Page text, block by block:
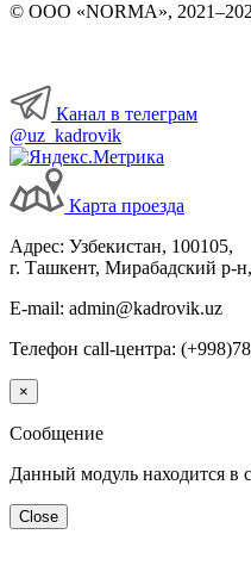
© ООО «NORMA»,
Канал в телеграм
@uz_kadrovik
Карта проезда
Адрес: Узбекистан, 100105,
г. Ташкент, Мирабадский р-
E-mail: admin@kadrovik.uz
Телефон call-центра:
×
Сообщение
Данный модуль находится в
Close